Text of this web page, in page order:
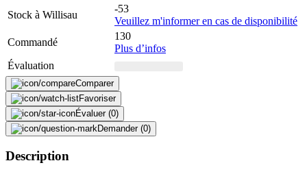
Stock à Willisau
-53
Veuillez m'informer en cas de disponibilité
Commandé
130
Plus d’infos
Évaluation
Comparer
Favoriser
Évaluer (0)
Demander (0)
Description